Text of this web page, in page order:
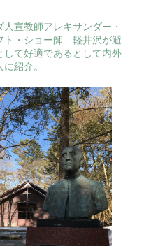
人宣教師アレキサンダー・
ト・ショー師 軽井沢が避
して好適であるとして内外
紹介。